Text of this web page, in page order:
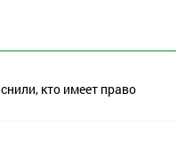
кто имеет право